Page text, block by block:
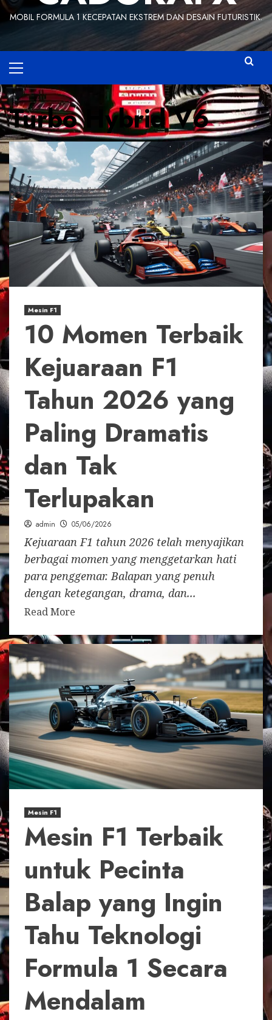
MOBIL FORMULA 1 KECEPATAN EKSTREM DAN DESAIN FUTURISTIK.
Menu
Turbo Hybrid V6
Mesin F1
10 Momen Terbaik
Kejuaraan F1
Tahun 2026 yang
Paling Dramatis
dan Tak
Terlupakan
admin 05/06/2026
Kejuaraan F1 tahun 2026 telah menyajikan
berbagai momen yang menggetarkan hati
para penggemar. Balapan yang penuh
dengan ketegangan, drama, dan...
Read More
Mesin F1
Mesin F1 Terbaik
untuk Pecinta
Balap yang Ingin
Tahu Teknologi
Formula 1 Secara
Mendalam